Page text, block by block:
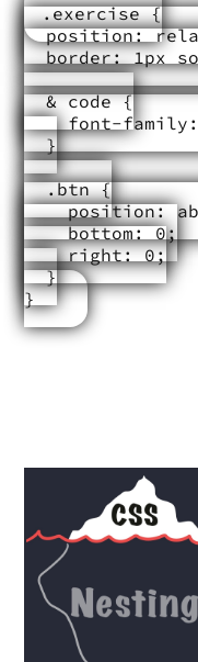
.exercise {
position:
border: 1px
  & code {
font-
  }
  .btn {
position:
    bottom: 0;
    right: 0;
  }
}